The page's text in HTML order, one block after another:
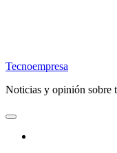
Tecnoempresa
Noticias y opinión sobre